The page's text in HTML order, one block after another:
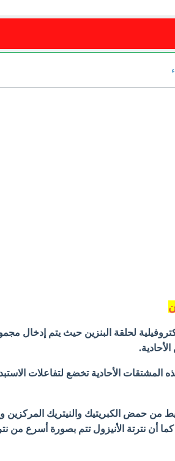
لحلقة البنزين حيث يتم إدخال
الأحادية.
المشتقات الأحادية تخضع لتفاعلات
من حمض الكبريتيك والنيتريك المركزين
أن نترتة الأنيزول تتم بصورة أسرع من